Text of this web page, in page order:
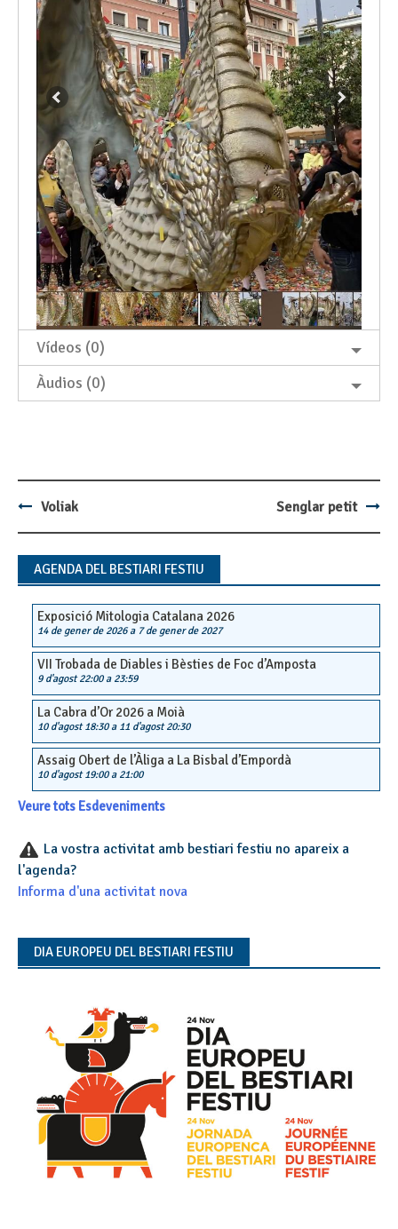
Vídeos (0)
Àudios (0)
Post
navigation
Voliak Senglar petit
AGENDA DEL BESTIARI FESTIU
Exposició Mitologia Catalana 2026
14 de gener de 2026a 7 de gener de 2027
VII Trobada de Diables i Bèsties de Foc d’Amposta
9 d'agost 22:00a 23:59
La Cabra d’Or 2026 a Moià
10 d'agost 18:30a 11 d'agost 20:30
Assaig Obert de l’Àliga a La Bisbal d’Empordà
10 d'agost 19:00a 21:00
Veure tots Esdeveniments
La vostra activitat amb bestiari festiu no apareix a
l'agenda?
Informa d'una activitat nova
DIA EUROPEU DEL BESTIARI FESTIU